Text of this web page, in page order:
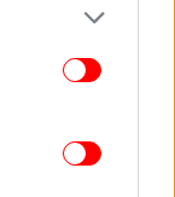
more Google
may click to
party tags to
below Google
δεν αλλάζει
Ισπανία,
τους